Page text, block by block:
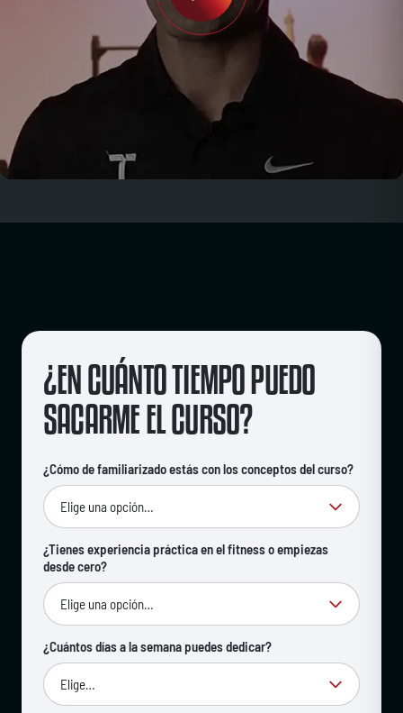
¿EN CUÁNTO TIEMPO PUEDO
SACARME EL CURSO?
¿Cómo de familiarizado estás con los conceptos del curso?
¿Tienes experiencia práctica en el fitness o empiezas
desde cero?
¿Cuántos días a la semana puedes dedicar?